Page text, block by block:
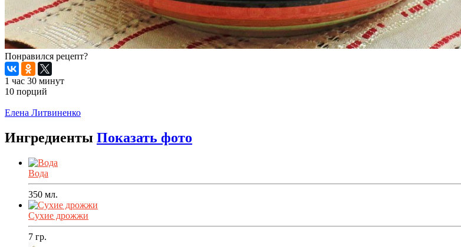
Понравился рецепт?
1 час 30 минут
10 порций
Елена Литвиненко
Ингредиенты Показать фото
Вода
350 мл.
Сухие дрожжи
7 гр.